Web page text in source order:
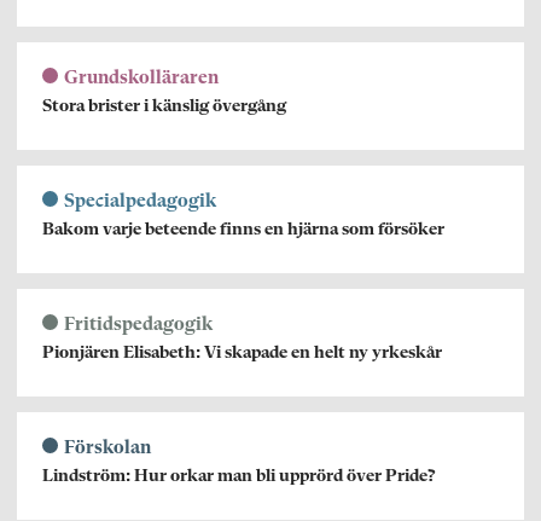
Grundskolläraren
Stora brister i känslig övergång
Specialpedagogik
Bakom varje beteende finns en hjärna som försöker
Fritidspedagogik
Pionjären Elisabeth: Vi skapade en helt ny yrkeskår
Förskolan
Lindström: Hur orkar man bli upprörd över Pride?